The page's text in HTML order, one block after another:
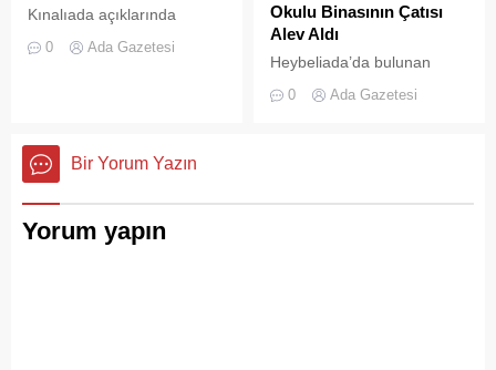
Kınalıada açıklarında
makine arızası nedeniyle
denizde mahsur kalan bir
müdahalesiyle kurtarıldı.
0 Ada Gazetesi
Okulu Binasının Çatısı
Alev Aldı
Heybeliada’da bulunan
çatısında, tamirat
0 Ada Gazetesi
Bir Yorum Yazın
Yorum yapın